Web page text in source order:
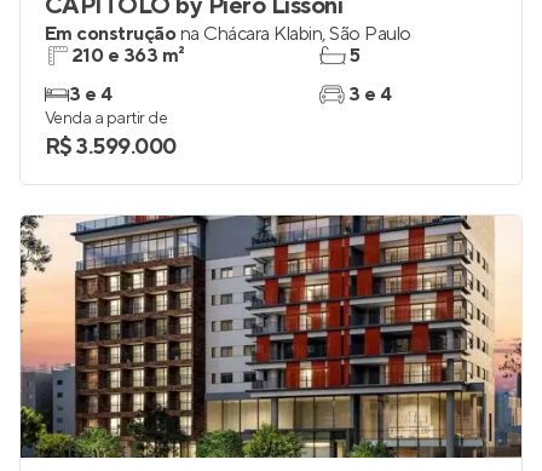
Em construçãona Chácara Klabin,São Paulo
210 e 363 m²
3 e 4
5
3 e 4
Venda a partir de
R$ 3.599.000